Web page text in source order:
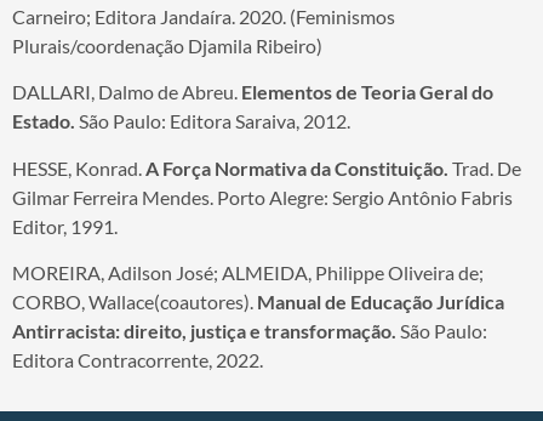
Carneiro; Editora Jandaíra. 2020. (Feminismos
Plurais/coordenação Djamila Ribeiro)
DALLARI, Dalmo de Abreu. Elementos de Teoria Geral do
Estado. São Paulo: Editora Saraiva, 2012.
HESSE, Konrad. A Força Normativa da Constituição. Trad. De
Gilmar Ferreira Mendes. Porto Alegre: Sergio Antônio Fabris
Editor, 1991.
MOREIRA, Adilson José; ALMEIDA, Philippe Oliveira de;
CORBO, Wallace(coautores). Manual de Educação Jurídica
Antirracista: direito, justiça e transformação. São Paulo:
Editora Contracorrente, 2022.